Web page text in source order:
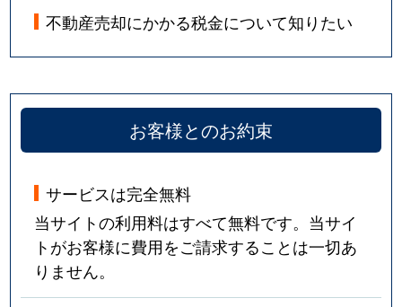
不動産売却にかかる税金について知りたい
お客様とのお約束
サービスは完全無料
当サイトの利用料はすべて無料です。当サイ
トがお客様に費用をご請求することは一切あ
りません。